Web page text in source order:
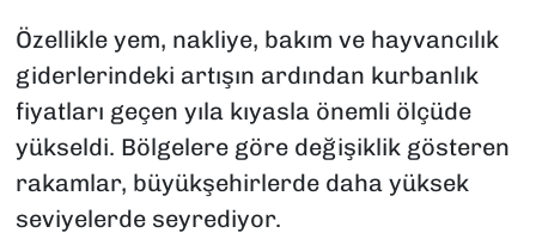
Özellikle yem, nakliye, bakım ve hayvancılık
giderlerindeki artışın ardından kurbanlık
fiyatları geçen yıla kıyasla önemli ölçüde
yükseldi. Bölgelere göre değişiklik gösteren
rakamlar, büyükşehirlerde daha yüksek
seviyelerde seyrediyor.